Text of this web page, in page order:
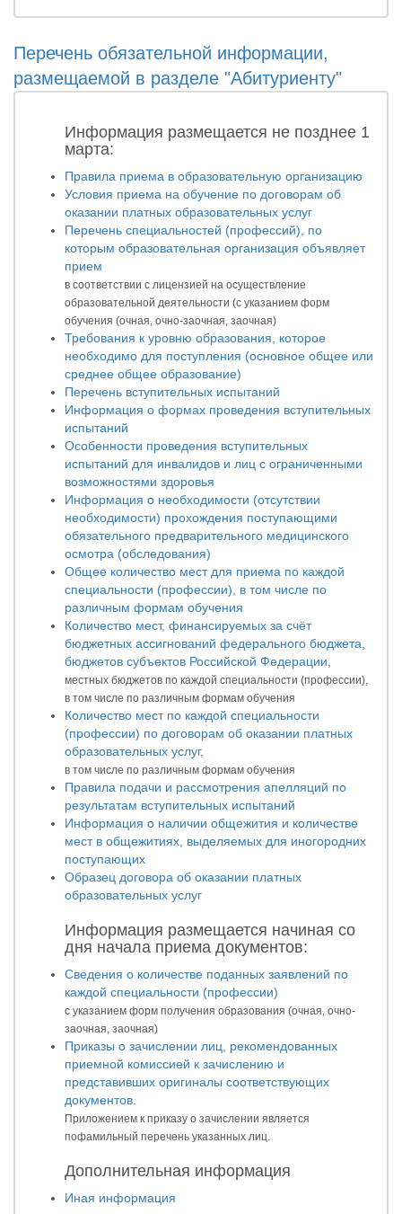
Перечень обязательной информации,
размещаемой в разделе "Абитуриенту"
Информация размещается не позднее 1
марта:
Правила приема в образовательную организацию
Условия приема на обучение по договорам об
оказании платных образовательных услуг
Перечень специальностей (профессий), по
которым образовательная организация объявляет
прием
в соответствии с лицензией на осуществление
образовательной деятельности (с указанием форм
обучения (очная, очно-заочная, заочная)
Требования к уровню образования, которое
необходимо для поступления (основное общее или
среднее общее образование)
Перечень вступительных испытаний
Информация о формах проведения вступительных
испытаний
Особенности проведения вступительных
испытаний для инвалидов и лиц с ограниченными
возможностями здоровья
Информация о необходимости (отсутствии
необходимости) прохождения поступающими
обязательного предварительного медицинского
осмотра (обследования)
Общее количество мест для приема по каждой
специальности (профессии), в том числе по
различным формам обучения
Количество мест, финансируемых за счёт
бюджетных ассигнований федерального бюджета,
бюджетов субъектов Российской Федерации,
местных бюджетов по каждой специальности (профессии),
в том числе по различным формам обучения
Количество мест по каждой специальности
(профессии) по договорам об оказании платных
образовательных услуг,
в том числе по различным формам обучения
Правила подачи и рассмотрения апелляций по
результатам вступительных испытаний
Информация о наличии общежития и количестве
мест в общежитиях, выделяемых для иногородних
поступающих
Образец договора об оказании платных
образовательных услуг
Информация размещается начиная со
дня начала приема документов:
Сведения о количестве поданных заявлений по
каждой специальности (профессии)
с указанием форм получения образования (очная, очно-
заочная, заочная)
Приказы о зачислении лиц, рекомендованных
приемной комиссией к зачислению и
представивших оригиналы соответствующих
документов.
Приложением к приказу о зачислении является
пофамильный перечень указанных лиц.
Дополнительная информация
Иная информация